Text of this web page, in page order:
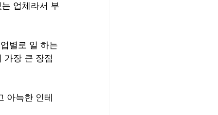
업체라서 부
별로 일 하는
가장 큰 장점
아늑한 인테